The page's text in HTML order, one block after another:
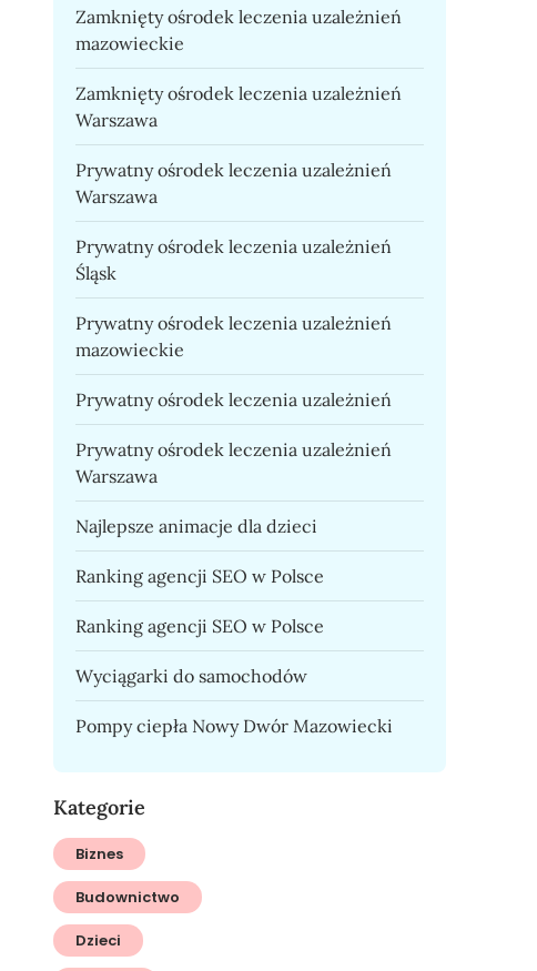
Zamknięty ośrodek leczenia uzależnień
mazowieckie
Zamknięty ośrodek leczenia uzależnień
Warszawa
Prywatny ośrodek leczenia uzależnień
Warszawa
Prywatny ośrodek leczenia uzależnień
Śląsk
Prywatny ośrodek leczenia uzależnień
mazowieckie
Prywatny ośrodek leczenia uzależnień
Prywatny ośrodek leczenia uzależnień
Warszawa
Najlepsze animacje dla dzieci
Ranking agencji SEO w Polsce
Ranking agencji SEO w Polsce
Wyciągarki do samochodów
Pompy ciepła Nowy Dwór Mazowiecki
Kategorie
Biznes
Budownictwo
Dzieci